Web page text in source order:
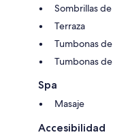
Sombrillas
Terraza
Tumbonas
Tumbonas
Spa
Masaje
Accesibilidad